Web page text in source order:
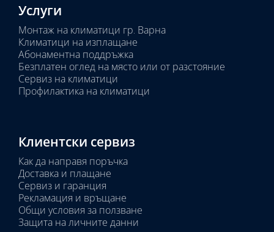
Услуги
Монтаж на климатици гр. Варна
Климатици на изплащане
Абонаментна поддръжка
Безплатен оглед на място или от разстояние
Сервиз на климатици
Профилактика на климатици
Клиентски сервиз
Как да направя поръчка
Доставка и плащане
Сервиз и гаранция
Рекламация и връщане
Общи условия за ползване
Защита на личните данни